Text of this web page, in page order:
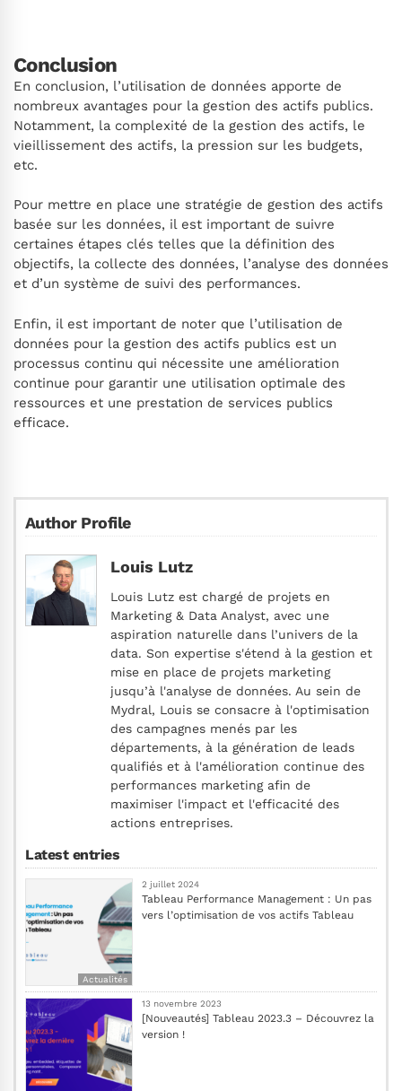
Conclusion
En conclusion, l’utilisation de données apporte de
nombreux avantages pour la gestion des actifs publics.
Notamment, la complexité de la gestion des actifs, le
vieillissement des actifs, la pression sur les budgets,
etc.
Pour mettre en place une stratégie de gestion des actifs
basée sur les données, il est important de suivre
certaines étapes clés telles que la définition des
objectifs, la collecte des données, l’analyse des données
et d’un système de suivi des performances.
Enfin, il est important de noter que l’utilisation de
données pour la gestion des actifs publics est un
processus continu qui nécessite une amélioration
continue pour garantir une utilisation optimale des
ressources et une prestation de services publics
efficace.
Author Profile
Louis Lutz
Louis Lutz est chargé de projets en
Marketing & Data Analyst, avec une
aspiration naturelle dans l’univers de la
data. Son expertise s'étend à la gestion et
mise en place de projets marketing
jusqu’à l'analyse de données. Au sein de
Mydral, Louis se consacre à l'optimisation
des campagnes menés par les
départements, à la génération de leads
qualifiés et à l'amélioration continue des
performances marketing afin de
maximiser l'impact et l'efficacité des
actions entreprises.
Latest entries
Actualités
2 juillet 2024
Tableau Performance Management : Un pas
vers l’optimisation de vos actifs Tableau
13 novembre 2023
[Nouveautés] Tableau 2023.3 – Découvrez la
version !